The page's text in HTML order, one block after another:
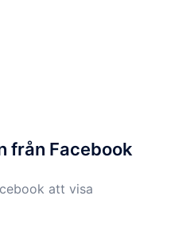
från Facebook
att visa